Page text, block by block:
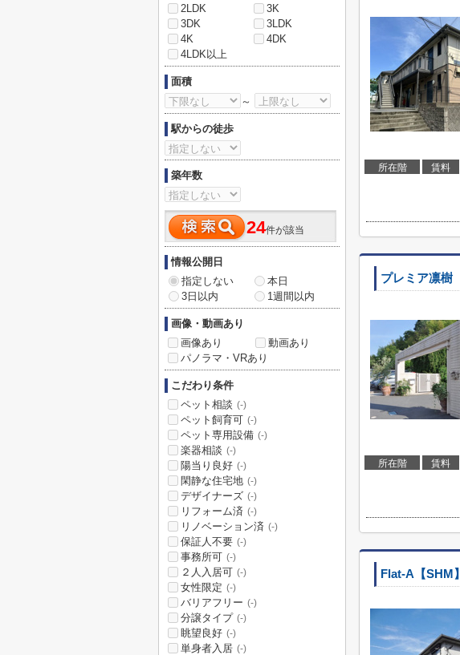
所在階 賃料
プレミア凛樹
所在階 賃料
Flat-A【SHM】
2LDK
3K
3DK
3LDK
4K
4DK
4LDK以上
面積
～
駅からの徒歩
築年数
24件が該当
情報公開日
指定しない
本日
3日以内
1週間以内
画像・動画あり
画像あり
動画あり
パノラマ・VRあり
こだわり条件
ペット相談 (-)
ペット飼育可 (-)
ペット専用設備 (-)
楽器相談 (-)
陽当り良好 (-)
閑静な住宅地 (-)
デザイナーズ (-)
リフォーム済 (-)
リノベーション済 (-)
保証人不要 (-)
事務所可 (-)
２人入居可 (-)
女性限定 (-)
バリアフリー (-)
分譲タイプ (-)
眺望良好 (-)
単身者入居 (-)